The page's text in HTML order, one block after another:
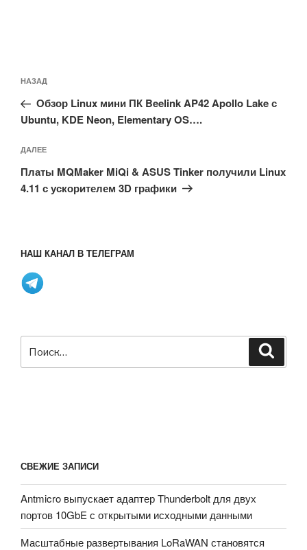
по
записям
Предыдущая
запись:
НАЗАД
Обзор Linux мини ПК Beelink AP42 Apollo Lake с
Ubuntu, KDE Neon, Elementary OS….
Следующая
запись
ДАЛЕЕ
Платы MQMaker MiQi & ASUS Tinker получили Linux
4.11 с ускорителем 3D графики
НАШ КАНАЛ В ТЕЛЕГРАМ
СВЕЖИЕ ЗАПИСИ
Antmicro выпускает адаптер Thunderbolt для двух
портов 10GbE с открытыми исходными данными
Масштабные развертывания LoRaWAN становятся